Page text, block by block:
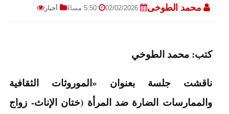
محمد الطوخى 02/02/2026 5:50 مساءً أخبار
كتب: محمد الطوخي
ناقشت جلسة بعنوان «الموروثات الثقافية
والممارسات الضارة ضد المرأة (ختان الإناث- زواج